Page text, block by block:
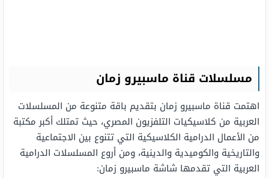
مسلسلات قناة ماسبيرو زمان
اهتمت قناة ماسبيرو زمان بتقديم باقة متنوعة من المسلسلات
العربية من كلاسيكيات التلفزيون المصري، حيث تمتلك أكبر مكتبة
من الأعمال الدرامية الكلاسيكية التي تتنوع بين الاجتماعية
والتاريخية والكوميدية والدينية، ومن أروع المسلسلات الدرامية
العربية التي تقدمها شاشة ماسبيرو زمان: